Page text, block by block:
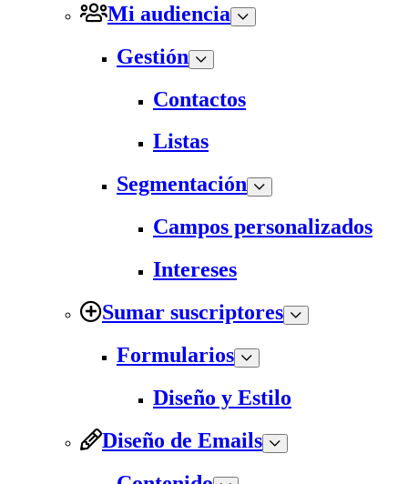
Mi audiencia
Gestión
Contactos
Listas
Segmentación
Campos personalizados
Intereses
Sumar suscriptores
Formularios
Diseño y Estilo
Diseño de Emails